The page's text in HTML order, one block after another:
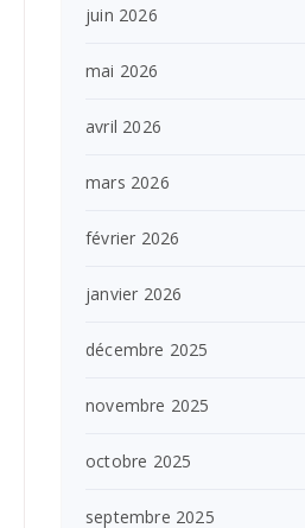
juin 2026
mai 2026
avril 2026
mars 2026
février 2026
janvier 2026
décembre 2025
novembre 2025
octobre 2025
septembre 2025